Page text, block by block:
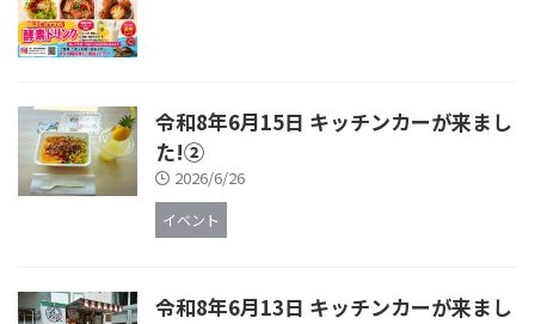
令和8年6月15日 キッチンカーが来まし
た!②
2026/6/26
イベント
令和8年6月13日 キッチンカーが来まし